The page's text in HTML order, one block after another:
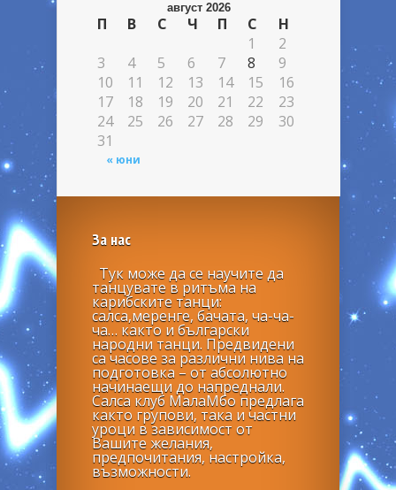
август 2026
П В С Ч П С Н
« юни
1
2
3
4 5 6 7 8
9
10
11 12 13 14 15
16
17
18 19 20 21 22
23
24
25 26 27 28 29
30
31
За нас
Тук може да се научите да
танцувате в ритъма на
карибските танци:
салса,меренге, бачата, ча-ча-
ча… както и български
народни танци. Предвидени
са часове за различни нива на
подготовка – от абсолютно
начинаещи до напреднали.
Салса клуб МалаМбо предлага
както групови, така и частни
уроци в зависимост от
Вашите желания,
предпочитания, настройка,
възможности.